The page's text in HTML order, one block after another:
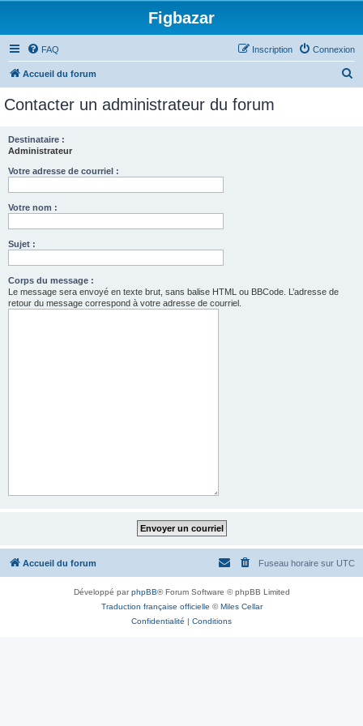
Figbazar
FAQ Connexion
Inscription
Accueil du forum
Contacter un administrateur du forum
Destinataire :
Administrateur
Votre adresse de courriel :
Votre nom :
Sujet :
Corps du message :
Le message sera envoyé en texte brut, sans balise HTML ou BBCode. L’adresse de
retour du message correspond à votre adresse de courriel.
Accueil du forum Fuseau horaire sur UTC
Développé parphpBB® Forum Software © phpBB Limited
Traduction française officielle ©Miles Cellar
Confidentialité | Conditions